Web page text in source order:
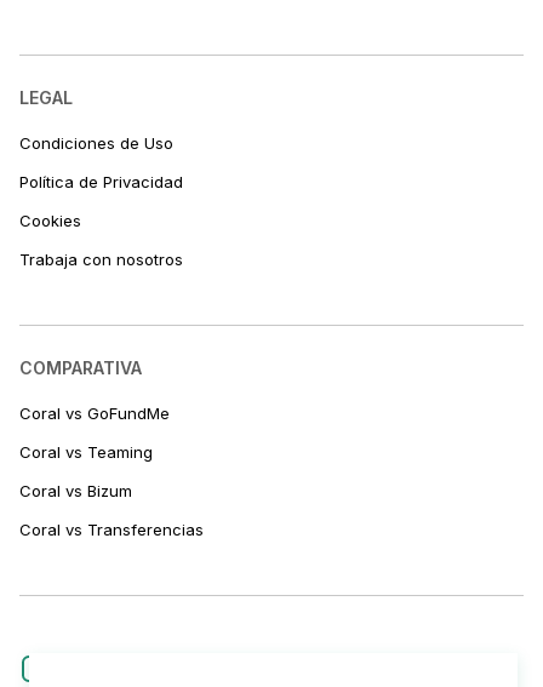
LEGAL
Condiciones de Uso
Política de Privacidad
Cookies
Trabaja con nosotros
COMPARATIVA
Coral vs GoFundMe
Coral vs Teaming
Coral vs Bizum
Coral vs Transferencias